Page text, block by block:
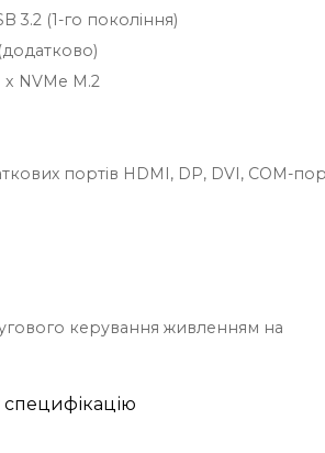
3.2 (1-го покоління)
x NVMe M.2
портів HDMI, DP, DVI, COM-
керування живленням на
специфікацію